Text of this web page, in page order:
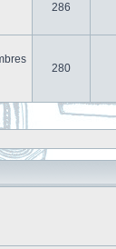
286
280